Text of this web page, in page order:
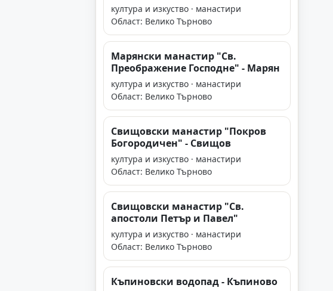
култура и изкуство · манастири
Област: Велико Търново
Марянски манастир "Св.
Преображение Господне" - Марян
култура и изкуство · манастири
Област: Велико Търново
Свищовски манастир "Покров
Богородичен" - Свищов
култура и изкуство · манастири
Област: Велико Търново
Свищовски манастир "Св.
апостоли Петър и Павел"
култура и изкуство · манастири
Област: Велико Търново
Къпиновски водопад - Къпиново